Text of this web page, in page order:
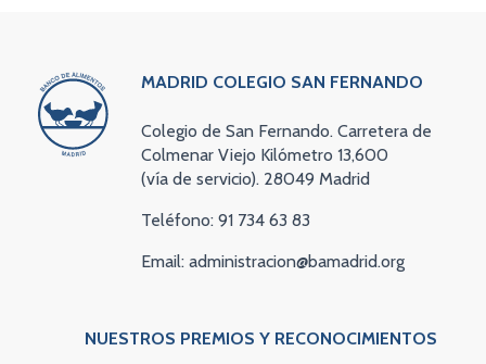
MADRID COLEGIO SAN FERNANDO
Colegio de San Fernando. Carretera de
Colmenar Viejo Kilómetro 13,600
(vía de servicio). 28049 Madrid
Teléfono: 91 734 63 83
Email: administracion@bamadrid.org
NUESTROS PREMIOS Y RECONOCIMIENTOS